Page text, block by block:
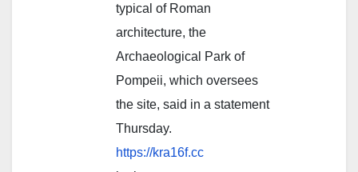
typical of Roman
architecture, the
Archaeological Park of
Pompeii, which oversees
the site, said in a statement
Thursday.
https://kra16f.cc